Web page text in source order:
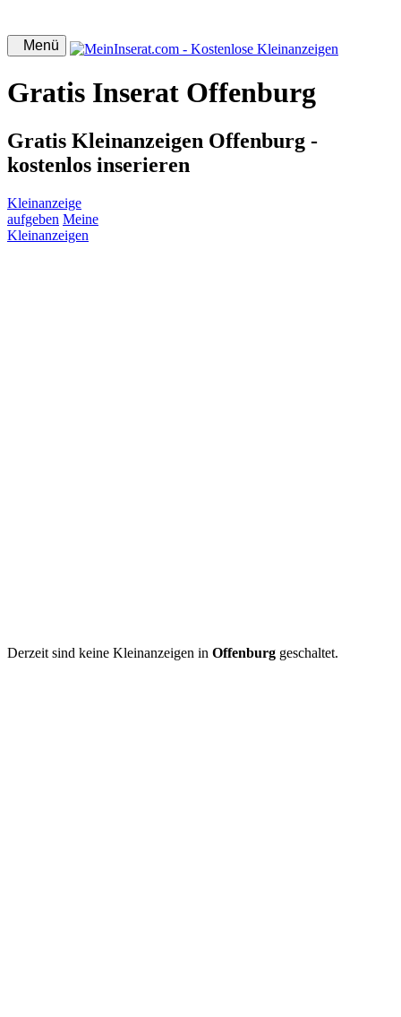
Menü
Gratis Inserat Offenburg
Gratis Kleinanzeigen Offenburg -
kostenlos inserieren
Kleinanzeige
aufgeben Meine
Kleinanzeigen
Derzeit sind keine Kleinanzeigen in Offenburg geschaltet.